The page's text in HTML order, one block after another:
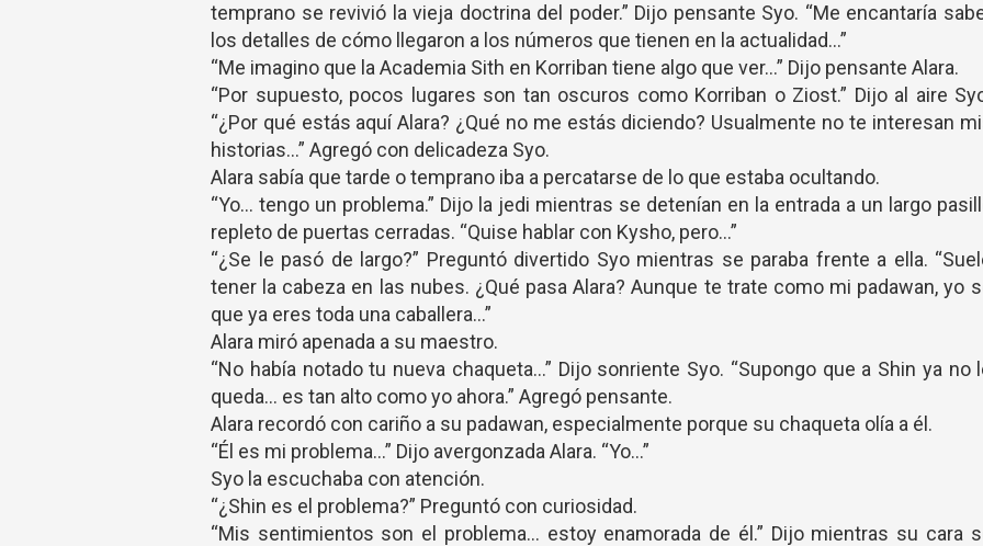
temprano se revivió la vieja doctrina del poder.” Dijo pensante Syo. “Me encantaría
los detalles de cómo llegaron a los números que tienen en la actualidad…”
“Me imagino que la Academia Sith en Korriban tiene algo que ver…” Dijo pensante Alara.
“Por supuesto, pocos lugares son tan oscuros como Korriban o Ziost.” Dijo al aire
“¿Por qué estás aquí Alara? ¿Qué no me estás diciendo? Usualmente no te interesan
historias…” Agregó con delicadeza Syo.
Alara sabía que tarde o temprano iba a percatarse de lo que estaba ocultando.
“Yo… tengo un problema.” Dijo la jedi mientras se detenían en la entrada a un largo
repleto de puertas cerradas. “Quise hablar con Kysho, pero…”
“¿Se le pasó de largo?” Preguntó divertido Syo mientras se paraba frente a ella.
tener la cabeza en las nubes. ¿Qué pasa Alara? Aunque te trate como mi padawan, yo
que ya eres toda una caballera…”
Alara miró apenada a su maestro.
“No había notado tu nueva chaqueta…” Dijo sonriente Syo. “Supongo que a Shin ya no
queda… es tan alto como yo ahora.” Agregó pensante.
Alara recordó con cariño a su padawan, especialmente porque su chaqueta olía a él.
“Él es mi problema…” Dijo avergonzada Alara. “Yo…”
Syo la escuchaba con atención.
“¿Shin es el problema?” Preguntó con curiosidad.
“Mis sentimientos son el problema… estoy enamorada de él.” Dijo mientras su cara